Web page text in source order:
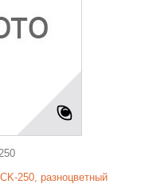
250, разноцветный